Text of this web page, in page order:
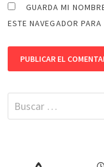
GUARDA MI
ESTE NAVEGADOR
Buscar: